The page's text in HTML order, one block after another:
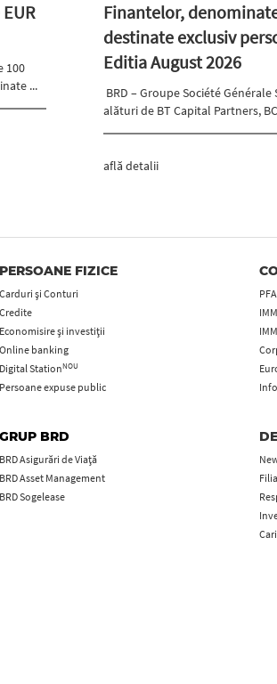
100
...
Finantelor,
destinate exclusiv
Editia August 2026
BRD – Groupe Société
alături de BT Capital Partners,
află detalii
PERSOANE FIZICE
Carduri şi Conturi
Credite
Economisire și investiții
Online banking
Digital StationNOU
Persoane expuse public
IMM
IMM
GRUP BRD
BRD Asigurări de Viață
BRD Asset Management
BRD Sogelease